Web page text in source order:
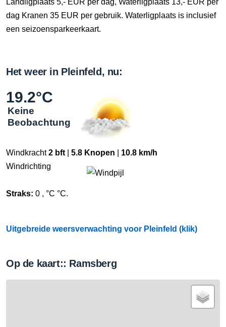
Landligplaats 5,- EUR per dag, Waterligplaats 13,- EUR per
dag Kranen 35 EUR per gebruik. Waterligplaats is inclusief
een seizoensparkeerkaart.
Het weer in Pleinfeld, nu:
19.2°C
Keine
Beobachtung
Windkracht2 bft 5.8 Knopen
10.8 km/h
Windrichting
Straks: 0 , °C °C.
Uitgebreide weersverwachting voor Pleinfeld (klik)
Op de kaart:: Ramsberg